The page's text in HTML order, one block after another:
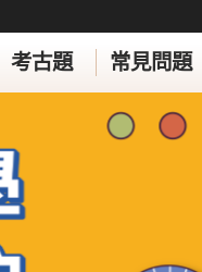
考古題 常見問題